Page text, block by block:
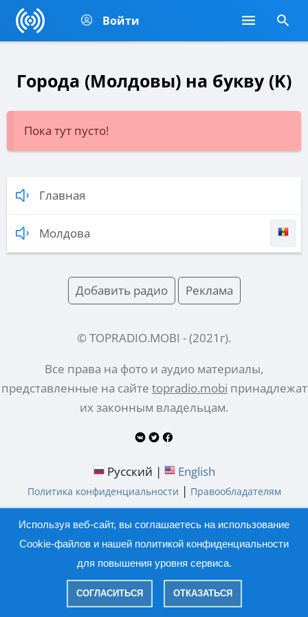
Войти
Города (Молдовы) на букву (K)
Пока тут пусто!
Главная
Молдова
Добавить радио Реклама
© TOPRADIO.MOBI - (2021 г).
Все права на фото и аудио материалы,
представленные на сайте topradio.mobi принадлежат
их законным владельцам.
Русский | English
Политика конфиденциальности | Правообладателям
Используя веб-сайт, вы соглашаетесь на использование
Cookie-файлов и нашей политикой конфиденциальности
для повышения уровня сервиса.
СОГЛАСИТЬСЯ ОТКАЗАТЬСЯ